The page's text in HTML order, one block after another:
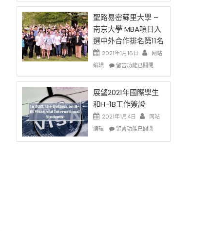
中
师
免
费
英
文
写
作
课!
只
办
场
错
过
惜〉
去
的
兩
年
里
國
際
學
生
大
學
面
聖路易密蘇里大學 –
南京大學 MBA項目入
選中外合作排名第11名
2021年1月16日
网站
编辑
在
路
易
密
蘇
里
大
留言功能已關閉
展望2021年國際學生
和H-1B工作簽證
2021年1月4日
网站
编辑
在
留言功能已關閉